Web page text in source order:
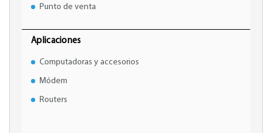
Punto de venta
Aplicaciones
Computadoras y accesorios
Módem
Routers